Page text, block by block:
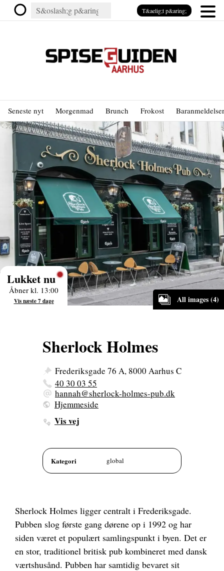
Seneste nyt Morgenmad Brunch Frokost Baranmeldelser
All images (4)
Lukket nu
Åbner kl. 13:00
Vis næste 7 dage
Sherlock Holmes
Frederiksgade 76 A, 8000 Aarhus C
40 30 03 55
hannah@sherlock-holmes-pub.dk
Hjemmeside
Vis vej
Kategori global
Sherlock Holmes ligger centralt i Frederiksgade.
Pubben slog første gang dørene op i 1992 og har
siden været et populært samlingspunkt i byen. Det er
en stor, traditionel britisk pub kombineret med dansk
værtshusånd. Pubben har samtidig bevaret sit
T&aelig;t p&aring;